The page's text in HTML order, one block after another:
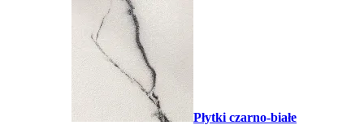
Płytki czarno-białe